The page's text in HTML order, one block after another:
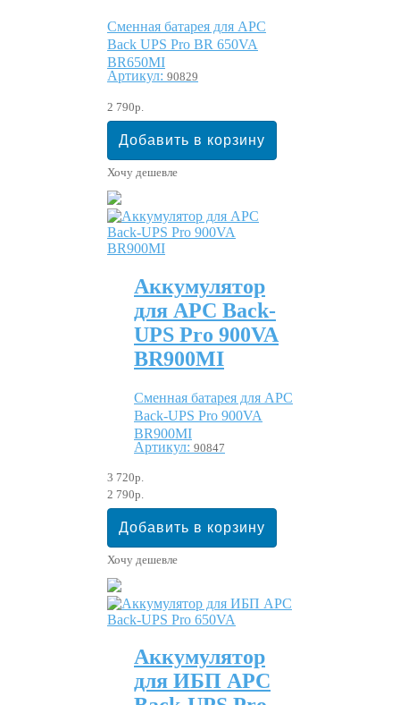
Сменная батарея для APC
Back UPS Pro BR 650VA
BR650MI
Артикул: 90829
2 790р.
Хочу дешевле
Аккумулятор
для APC Back-
UPS Pro 900VA
BR900MI
Сменная батарея для APC
Back-UPS Pro 900VA
BR900MI
Артикул: 90847
3 720р.
2 790р.
Хочу дешевле
Аккумулятор
для ИБП APC